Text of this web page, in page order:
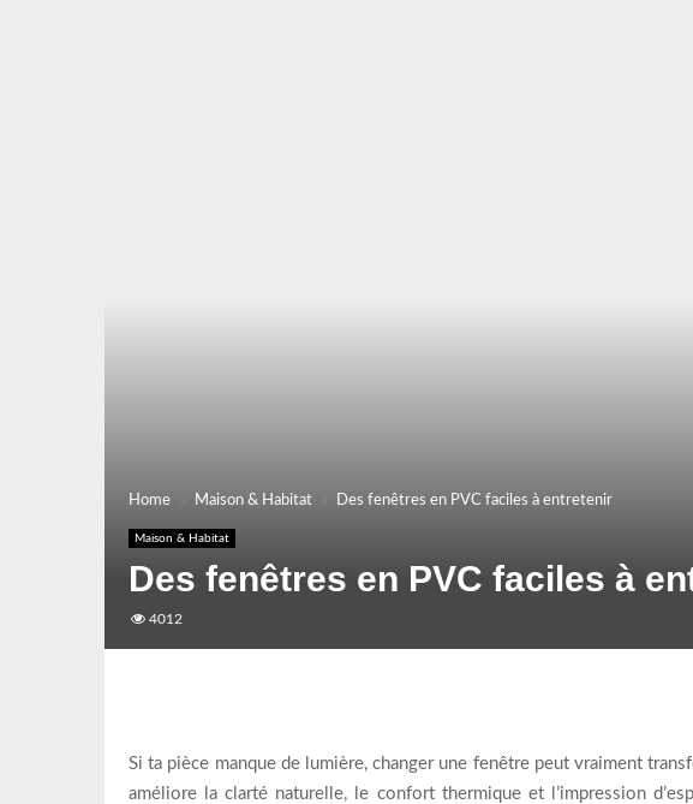
Home Maison & Habitat Des fenêtres en PVC faciles à entretenir
Maison & Habitat
Des fenêtres en PVC faciles à
4012
Si ta pièce manque de lumière, changer une fenêtre peut vraiment
améliore la clarté naturelle, le confort thermique et l’impression